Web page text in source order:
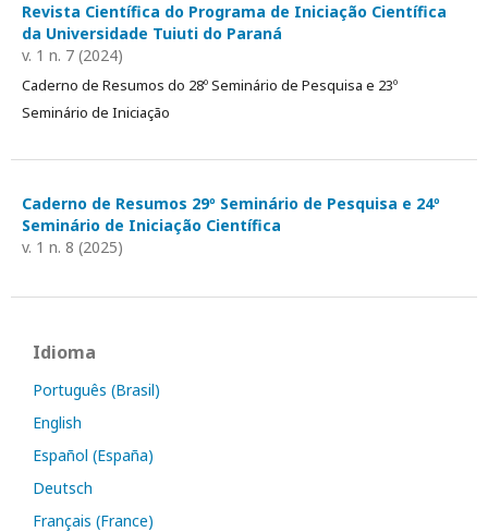
Revista Científica do Programa de Iniciação Científica
da Universidade Tuiuti do Paraná
v. 1 n. 7 (2024)
Caderno de Resumos do 28º Seminário de Pesquisa e 23º
Seminário de Iniciação
Caderno de Resumos 29º Seminário de Pesquisa e 24º
Seminário de Iniciação Científica
v. 1 n. 8 (2025)
Idioma
Português (Brasil)
English
Español (España)
Deutsch
Français (France)